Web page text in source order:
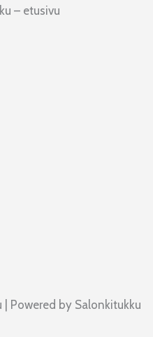
Powered by Salonkitukku